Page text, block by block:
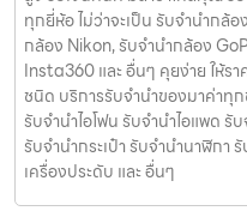
ทุกยี่ห้อ ไม่ว่าจะเป็น รับจำนำกล้
กล้อง Nikon, รับจำนำกล้อง
Insta360 และ อื่นๆ คุยง่าย ให้ร
ชนิด บริการรับจำนำของมาค่าทุ
รับจํานําไอโฟน รับจํานําไอแพด
รับจํานํากระเป๋า รับจํานํานาฬิกา
เครื่องประดับ และ อื่นๆ